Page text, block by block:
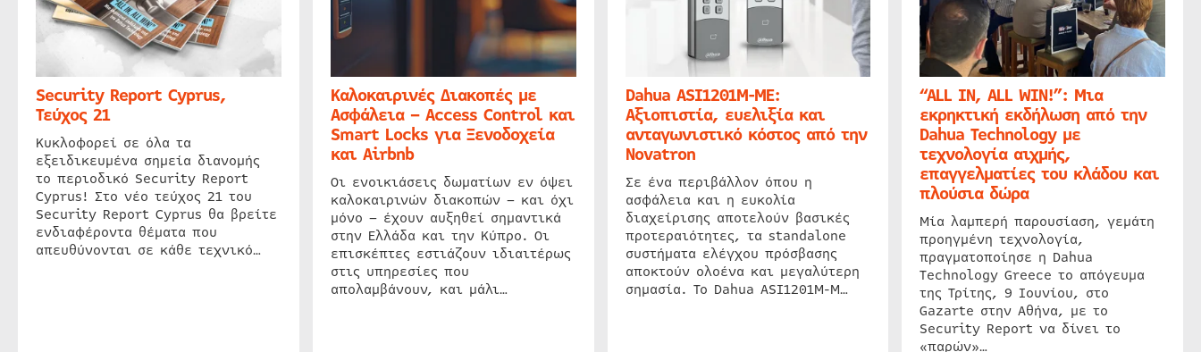
Security Report Cyprus,
Τεύχος 21
Κυκλοφορεί σε όλα τα
εξειδικευμένα σημεία διανομής
το περιοδικό Security Report
Cyprus! Στο νέο τεύχος 21 του
Security Report Cyprus θα βρείτε
ενδιαφέροντα θέματα που
απευθύνονται σε κάθε τεχνικό…
Καλοκαιρινές Διακοπές με
Ασφάλεια – Access Control και
Smart Locks για Ξενοδοχεία
και Airbnb
Οι ενοικιάσεις δωματίων εν όψει
καλοκαιρινών διακοπών – και όχι
μόνο – έχουν αυξηθεί σημαντικά
στην Ελλάδα και την Κύπρο. Οι
επισκέπτες εστιάζουν ιδιαιτέρως
στις υπηρεσίες που
απολαμβάνουν, και μάλι…
Dahua ASI1201M-ME:
Αξιοπιστία, ευελιξία και
ανταγωνιστικό κόστος από την
Novatron
Σε ένα περιβάλλον όπου η
ασφάλεια και η ευκολία
διαχείρισης αποτελούν βασικές
προτεραιότητες, τα standalone
συστήματα ελέγχου πρόσβασης
αποκτούν ολοένα και μεγαλύτερη
σημασία. Το Dahua ASI1201M-M…
“ALL IN, ALL WIN!”: Μια
εκρηκτική εκδήλωση από την
Dahua Technology με
τεχνολογία αιχμής,
επαγγελματίες του κλάδου και
πλούσια δώρα
Μία λαμπερή παρουσίαση, γεμάτη
προηγμένη τεχνολογία,
πραγματοποίησε η Dahua
Technology Greece το απόγευμα
της Τρίτης, 9 Ιουνίου, στο
Gazarte στην Αθήνα, με το
Security Report να δίνει το
«παρών»…